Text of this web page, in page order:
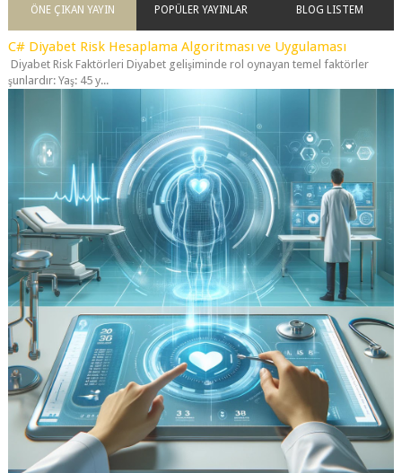
ÖNE ÇIKAN YAYIN POPÜLER YAYINLAR BLOG LISTEM
C# Diyabet Risk Hesaplama Algoritması ve Uygulaması
Diyabet Risk Faktörleri Diyabet gelişiminde rol oynayan temel faktörler
şunlardır: Yaş: 45 y...